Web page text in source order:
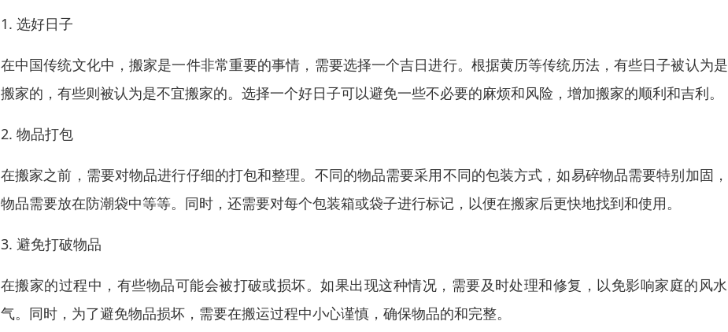
1. 选好日子
在中国传统文化中，搬家是一件非常重要的事情，需要选择一个吉日进行。根据黄历等传统历法，有些日子被认为
搬家的，有些则被认为是不宜搬家的。选择一个好日子可以避免一些不必要的麻烦和风险，增加搬家的顺利和吉利。
2. 物品打包
在搬家之前，需要对物品进行仔细的打包和整理。不同的物品需要采用不同的包装方式，如易碎物品需要特别加固
物品需要放在防潮袋中等等。同时，还需要对每个包装箱或袋子进行标记，以便在搬家后更快地找到和使用。
3. 避免打破物品
在搬家的过程中，有些物品可能会被打破或损坏。如果出现这种情况，需要及时处理和修复，以免影响家庭的风
气。同时，为了避免物品损坏，需要在搬运过程中小心谨慎，确保物品的和完整。